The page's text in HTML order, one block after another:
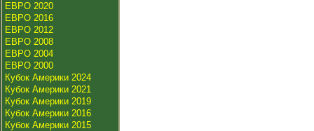
ЕВРО 2020
ЕВРО 2016
ЕВРО 2012
ЕВРО 2008
ЕВРО 2004
ЕВРО 2000
Кубок Америки 2024
Кубок Америки 2021
Кубок Америки 2019
Кубок Америки 2016
Кубок Америки 2015